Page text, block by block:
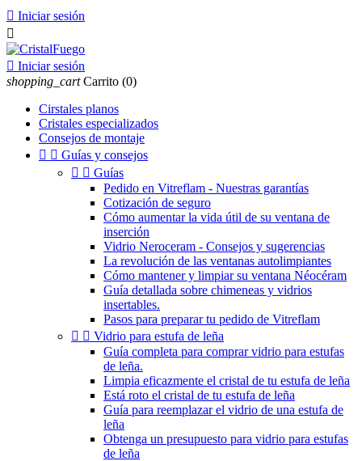
 Iniciar sesión

 Iniciar sesión
shopping_cart Carrito (0)
Cirstales planos
Cristales especializados
Consejos de montaje
  Guías y consejos
  Guías
Pedido en Vitreflam - Nuestras garantías
Cotización de seguro
Cómo aumentar la vida útil de su ventana de
inserción
Vidrio Neroceram - Consejos y sugerencias
La revolución de las ventanas autolimpiantes
Cómo mantener y limpiar su ventana Néocéram
Guía detallada sobre chimeneas y vidrios
insertables.
Pasos para preparar tu pedido de Vitreflam
  Vidrio para estufa de leña
Guía completa para comprar vidrio para estufas
de leña.
Limpia eficazmente el cristal de tu estufa de leña
Está roto el cristal de tu estufa de leña
Guía para reemplazar el vidrio de una estufa de
leña
Obtenga un presupuesto para vidrio para estufas
de leña